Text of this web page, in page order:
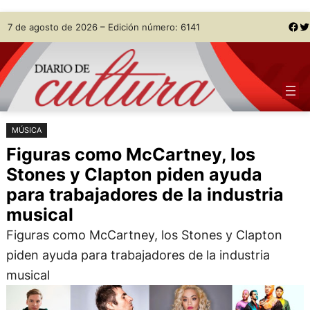
Saltar
al
contenido
Skip
to
content
7 de agosto de 2026 – Edición número: 6141 Facebook Twitter
MÚSICA
Figuras como McCartney, los
Stones y Clapton piden ayuda
para trabajadores de la industria
musical
Figuras como McCartney, los Stones y Clapton
piden ayuda para trabajadores de la industria
musical